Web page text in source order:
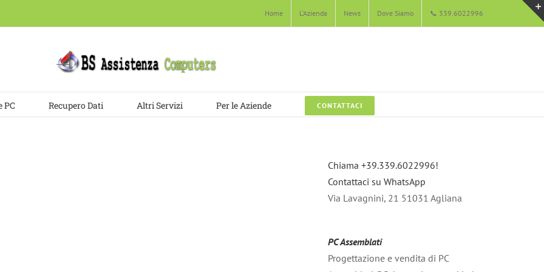
Home L’Azienda News Dove Siamo 📞 339.6022996
PC Recupero Dati Altri Servizi Per le Aziende CONTATTACI
Chiama +39.339.6022996!
Contattaci su WhatsApp
Via Lavagnini, 21 51031 Agliana
PC Assemblati
Progettazione e vendita di PC